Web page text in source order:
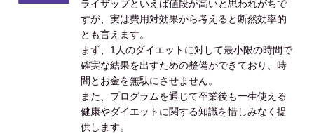
ライザップといえば値段が高いと思われがちで
すが、実は費用対効果から考えると断然効率的
とも言えます。
まず、1人のダイエットに対して最小限の時間で
確実な結果を出すための整備ができており、時
間とお金を無駄にさせません。
また、プログラムを通じて卒業後も一生使える
健康やダイエットに関する知識を惜しみなく提
供します。